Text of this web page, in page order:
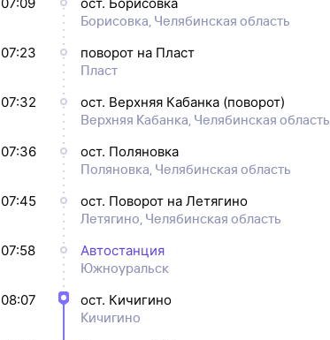
Борисовка, Челябинская область
07:23
поворот на Пласт
Пласт
07:32
ост. Верхняя Кабанка (поворот)
Верхняя Кабанка, Челябинская область
07:36
ост. Поляновка
Поляновка, Челябинская область
07:45
ост. Поворот на Летягино
Летягино, Челябинская область
07:58
Автостанция
Южноуральск
08:07
ост. Кичигино
Кичигино